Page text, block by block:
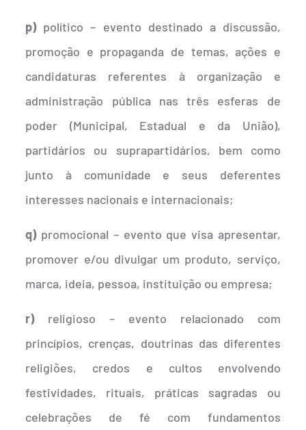
p)político – evento destinado a discussão,
promoção e propaganda de temas, ações e
candidaturas referentes à organização e
administração pública nas três esferas de
poder (Municipal, Estadual e da União),
partidários ou suprapartidários, bem como
junto à comunidade e seus deferentes
interesses nacionais e internacionais;
q)promocional – evento que visa apresentar,
promover e/ou divulgar um produto, serviço,
marca, ideia, pessoa, instituição ou empresa;
r)religioso – evento relacionado com
princípios, crenças, doutrinas das diferentes
religiões, credos e cultos envolvendo
festividades, rituais, práticas sagradas ou
celebrações de fé com fundamentos